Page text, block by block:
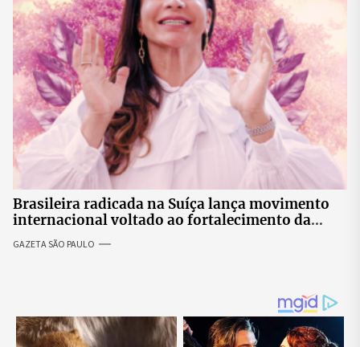
Brasileira radicada na Suíça lança movimento
internacional voltado ao fortalecimento da
identidade feminina
GAZETA SÃO PAULO